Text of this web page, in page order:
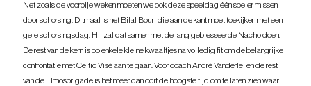
Net zoals de voorbije weken moeten we ook deze speeldag één speler missen
door schorsing. Ditmaal is het Bilal Bouri die aan de kant moet toekijken met een
gele schorsingsdag. Hij zal dat samen met de lang geblesseerde Nacho doen.
De rest van de kern is op enkele kleine kwaaltjes na volledig fit om de belangrijke
confrontatie met Celtic Visé aan te gaan. Voor coach André Vanderlei en de rest
van de Elmosbrigade is het meer dan ooit de hoogste tijd om te laten zien waar